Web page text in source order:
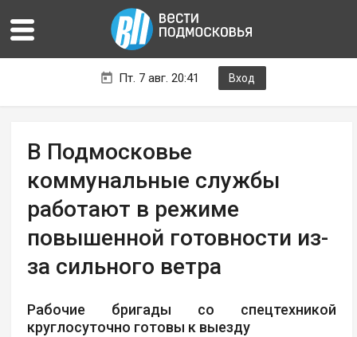
Пт. 7 авг. 20:41 Вход
В Подмосковье
коммунальные службы
работают в режиме
повышенной готовности из-
за сильного ветра
Рабочие бригады со спецтехникой
круглосуточно готовы к выезду